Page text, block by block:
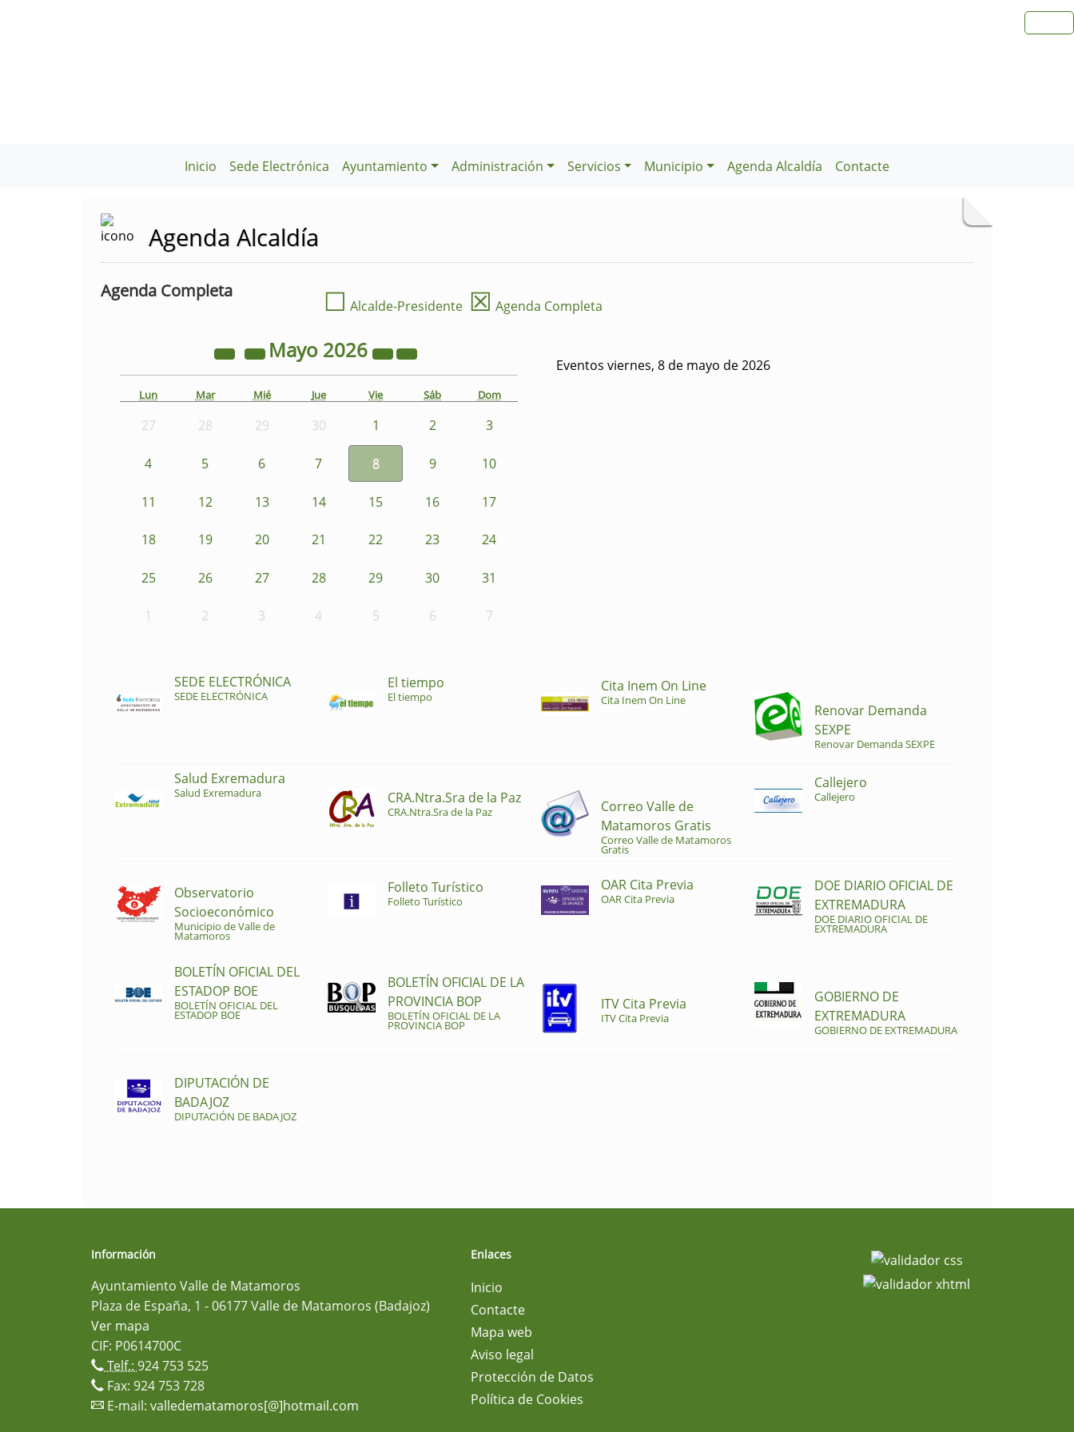
Inicio Sede Electrónica Ayuntamiento Administración Servicios Municipio Agenda Alcaldía Contacte
Agenda Alcaldía
Agenda Completa ☐ Alcalde-Presidente ☒ Agenda Completa
Mayo 2026
Lun Mar Mié Jue Vie Sáb Dom
27 28 29 30 1 2 3
4 5 6 7 8 9 10
11 12 13 14 15 16 17
18 19 20 21 22 23 24
25 26 27 28 29 30 31
1 2 3 4 5 6 7
Eventos viernes, 8 de mayo de 2026
SEDE ELECTRÓNICA
SEDE ELECTRÓNICA
El tiempo
El tiempo
Cita Inem On Line
Cita Inem On Line
Renovar Demanda
SEXPE
Renovar Demanda SEXPE
Salud Exremadura
Salud Exremadura CRA.Ntra.Sra de la Paz
CRA.Ntra.Sra de la Paz
Correo Valle de
Matamoros Gratis
Correo Valle de Matamoros
Gratis
Callejero
Callejero
Observatorio
Socioeconómico
Municipio de Valle de
Matamoros
Folleto Turístico
Folleto Turístico
OAR Cita Previa
OAR Cita Previa
DOE DIARIO OFICIAL DE
EXTREMADURA
DOE DIARIO OFICIAL DE
EXTREMADURA
BOLETÍN OFICIAL DEL
ESTADOP BOE
BOLETÍN OFICIAL DEL
ESTADOP BOE
BOLETÍN OFICIAL DE LA
PROVINCIA BOP
BOLETÍN OFICIAL DE LA
PROVINCIA BOP
ITV Cita Previa
ITV Cita Previa
GOBIERNO DE
EXTREMADURA
GOBIERNO DE EXTREMADURA
DIPUTACIÓN DE
BADAJOZ
DIPUTACIÓN DE BADAJOZ
Información
Ayuntamiento Valle de Matamoros
Plaza de España, 1 - 06177 Valle de Matamoros (Badajoz)
Ver mapa
CIF: P0614700C
Telf.: 924 753 525
Fax: 924 753 728
E-mail: valledematamoros[@]hotmail.com
Enlaces
Inicio
Contacte
Mapa web
Aviso legal
Protección de Datos
Política de Cookies